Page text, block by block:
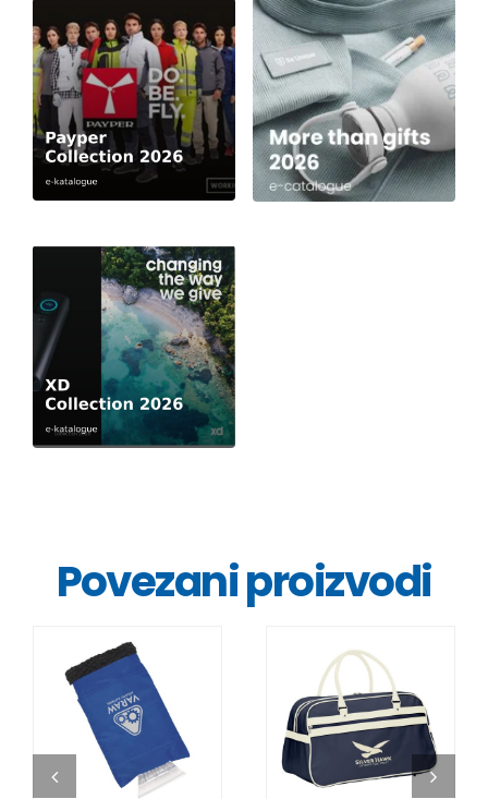
Povezani proizvodi
DETALJI DETALJI